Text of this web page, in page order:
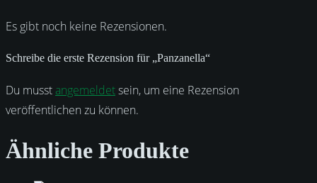
Es gibt noch keine Rezensionen.
Schreibe die erste Rezension für „Panzanella“
Du musst angemeldetsein, um eine Rezension
veröffentlichen zu können.
Ähnliche Produkte